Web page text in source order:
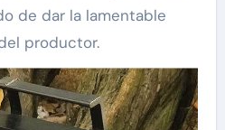
de dar la lamentable
productor.